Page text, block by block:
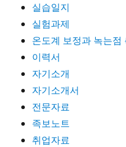
실습일지
실험과제
온도계 보정과 녹는점
이력서
자기소개
자기소개서
전문자료
족보노트
취업자료